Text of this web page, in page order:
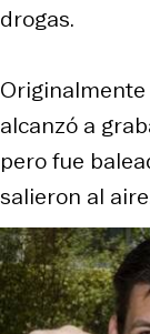
drogas.
alcanzó a
pero fue
salieron al